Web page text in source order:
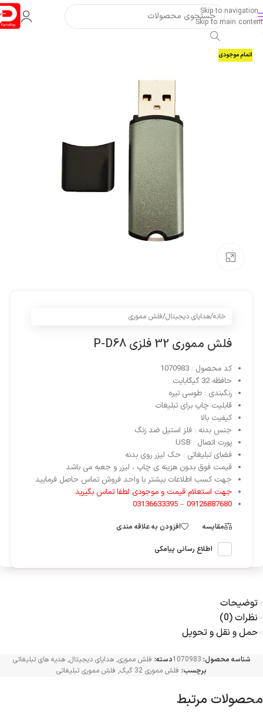
Skip to navigation
Skip to main content
اتمام موجودی
خانه/هدایای دیجیتال/فلش مموری
فلش مموری 32 فلزی P-D68
کد محصول : 1070983
حافظه 32 گیگابایت
رنگبندی : طوسی تیره
قابلیت چاپ برای تبلیغات
کیفیت بالا
جنس بدنه : فلز استیل ضد زنگ
پورت اتصال : USB
فضای تبلیغاتی : حک لیزر روی بدنه
قیمت فوق بدون هزینه ی چاپ ، لیزر و جعبه می باشد
جهت کسب اطلاعات بیشتر با واحد فروش تماس حاصل فرمایید
جهت استعلام قیمت و موجودی لطفا تماس بگیرید.
09126887680 – 03136633395
مقایسه افزودن به علاقه مندی
اطلاع رسانی پیامکی
توضیحات
نظرات (0)
حمل و نقل و تحویل
شناسه محصول: 1070983دسته: فلش مموری, هدایای دیجیتال, هدیه های تبلیغاتی
برچسب: فلش مموری 32 گیگ , فلش مموری تبلیغاتی
محصولات مرتبط